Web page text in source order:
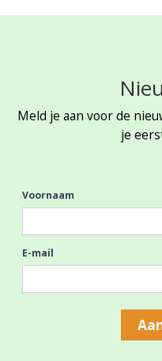
Meld je aan voor de
je
Voornaam
E-mail